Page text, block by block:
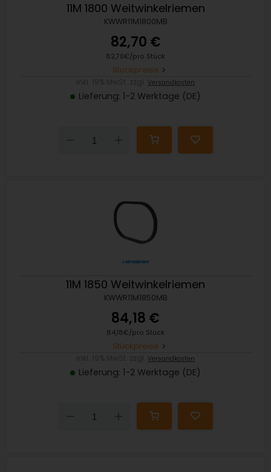
11M 1800 Weitwinkelriemen
KWWR11M1800MB
82,70 €
82,70€/pro Stück
Stückpreise
Versandkosten
Lieferung: 1-2 Werktage (DE)
Down
11M 1850 Weitwinkelriemen
KWWR11M1850MB
84,18 €
84,18€/pro Stück
Stückpreise
Versandkosten
Lieferung: 1-2 Werktage (DE)
Down